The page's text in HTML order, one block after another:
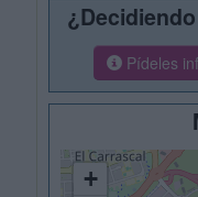
Pídeles
+